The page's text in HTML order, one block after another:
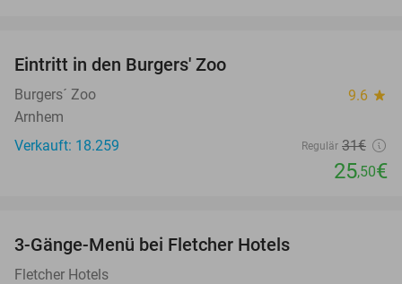
Eintritt in den Burgers' Zoo
Burgers´ Zoo 9.6 star
Arnhem
Verkauft: 18.259
Regulär 31€
25,50€
3-Gänge-Menü bei Fletcher Hotels
Fletcher Hotels